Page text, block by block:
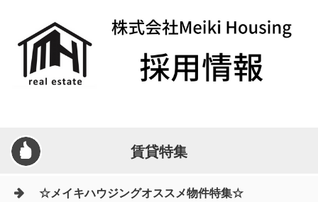
賃貸特集
☆メイキハウジングオススメ物件特集☆